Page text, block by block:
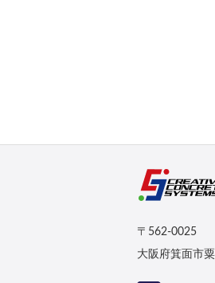
〒562-0025
大阪府箕面市